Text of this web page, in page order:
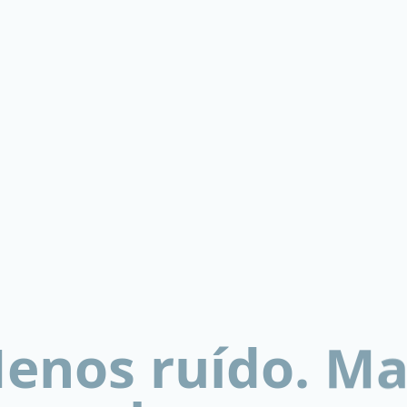
ruído.